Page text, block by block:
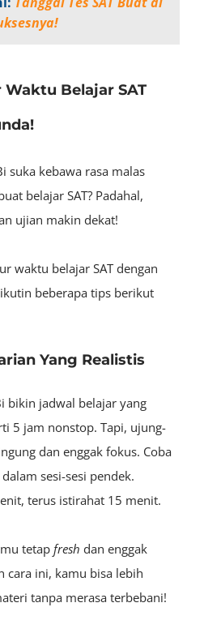
Belajar SAT
suka kebawa rasa malas
belajar SAT? Padahal,
ujian makin dekat!
waktu belajar SAT dengan
beberapa tips berikut
Yang Realistis
bikin jadwal belajar yang
5 jam nonstop. Tapi, ujung-
dan enggak fokus. Coba
sesi-sesi pendek.
terus istirahat 15 menit.
tetap fresh dan enggak
cara ini, kamu bisa lebih
tanpa merasa terbebani!